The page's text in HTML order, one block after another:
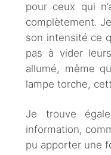
pour ceux qui
complètement.
son intensité ce
pas à vider
allumé, même
lampe torche,
Je trouve
information,
pu apporter une